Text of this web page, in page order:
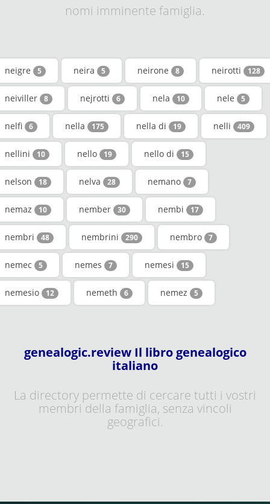
nomi imminente famiglia.
neigre 5 neira 5 neirone 8 neirotti 128
neiviller 8 nejrotti 6 nela 10 nele 5
nelfi 6 nella 175 nella di 19 nelli 409
nellini 10 nello 19 nello di 15
nelson 18 nelva 28 nemano 7
nemaz 10 nember 30 nembi 17
nembri 48 nembrini 290 nembro 7
nemec 5 nemes 7 nemesi 15
nemesio 12 nemeth 6 nemez 5
genealogic.review Il libro genealogico
italiano
La directory permette di cercare tutti i vostri
membri della famiglia, senza vincoli
geografici.